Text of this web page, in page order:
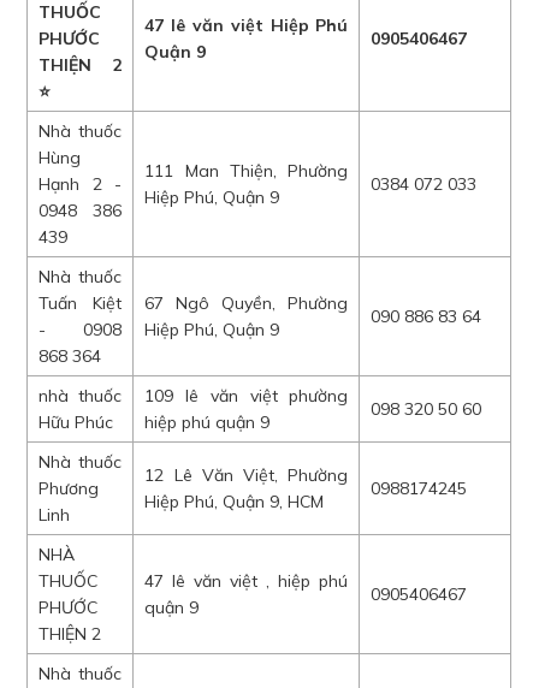
THUỐC
PHƯỚC
THIỆN 2
⭐
47 lê văn việt Hiệp Phú
Quận 9
0905406467
Nhà thuốc
Hùng
Hạnh 2 -
0948 386
439
111 Man Thiện, Phường
Hiệp Phú, Quận 9
0384 072 033
Nhà thuốc
Tuấn Kiệt
- 0908
868 364
67 Ngô Quyền, Phường
Hiệp Phú, Quận 9
090 886 83 64
nhà thuốc
Hữu Phúc
109 lê văn việt phường
hiệp phú quận 9
098 320 50 60
Nhà thuốc
Phương
Linh
12 Lê Văn Việt, Phường
Hiệp Phú, Quận 9, HCM
0988174245
NHÀ
THUỐC
PHƯỚC
THIỆN 2
47 lê văn việt , hiệp phú
quận 9
0905406467
Nhà thuốc